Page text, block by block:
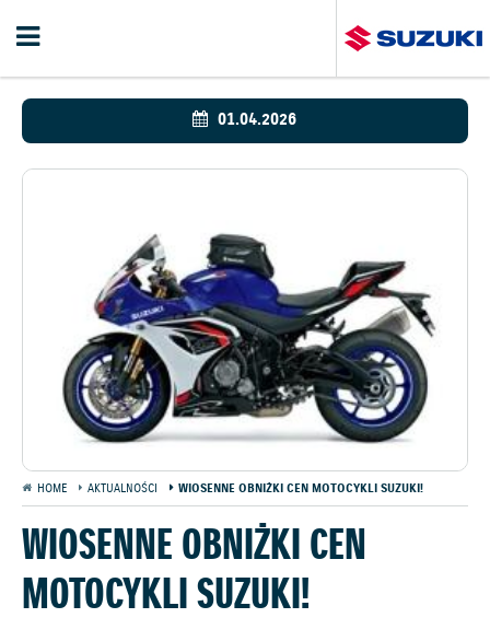
01.04.2026
HOME AKTUALNOŚCI WIOSENNE OBNIŻKI CEN MOTOCYKLI SUZUKI!
WIOSENNE OBNIŻKI CEN
MOTOCYKLI SUZUKI!